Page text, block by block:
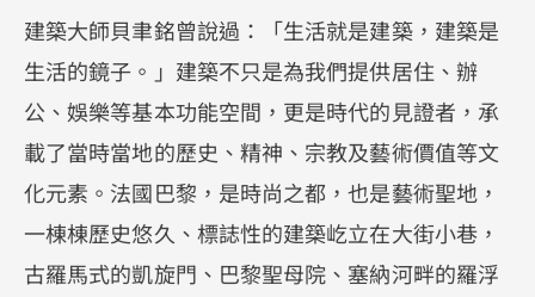
建築大師貝聿銘曾說過：「生活就是建築，建築是
生活的鏡子。」建築不只是為我們提供居住、辦
公、娛樂等基本功能空間，更是時代的見證者，承
載了當時當地的歷史、精神、宗教及藝術價值等文
化元素。法國巴黎，是時尚之都，也是藝術聖地，
一棟棟歷史悠久、標誌性的建築屹立在大街小巷，
古羅馬式的凱旋門、巴黎聖母院、塞納河畔的羅浮